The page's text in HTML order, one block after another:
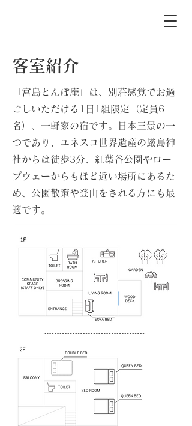
客室紹介
「宮島とんぼ庵」は、別荘感覚でお過
ごしいただける1日1組限定（定員6
名）、一軒家の宿です。日本三景の一
つであり、ユネスコ世界遺産の厳島神
社からは徒歩3分、紅葉谷公園やロー
プウェーからもほど近い場所にあるた
め、公園散策や登山をされる方にも最
適です。